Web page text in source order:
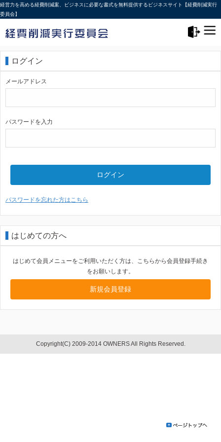
経営力を高める経費削減案、ビジネスに必要な書式を無料提供するビジネスサイト【経費削減実行
委員会】
ログイン
メールアドレス
パスワードを入力
ログイン
パスワードを忘れた方はこちら
はじめての方へ
はじめて会員メニューをご利用いただく方は、こちらから会員登録手続き
をお願いします。
新規会員登録
Copyright(C) 2009-2014 OWNERS All Rights Reserved.